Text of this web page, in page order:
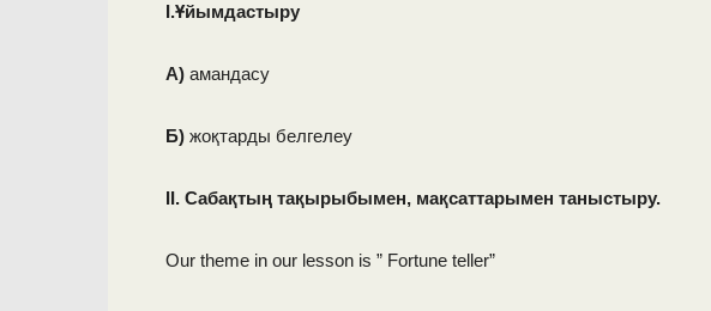
I.Ұйымдастыру
А) амандасу
Б) жоқтарды белгелеу
II. Сабақтың тақырыбымен, мақсаттарымен таныстыру.
Our theme in our lesson is ” Fortune teller”